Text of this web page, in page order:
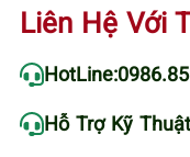
Liên Hệ Với
HotLine:
Hỗ Trợ Kỹ